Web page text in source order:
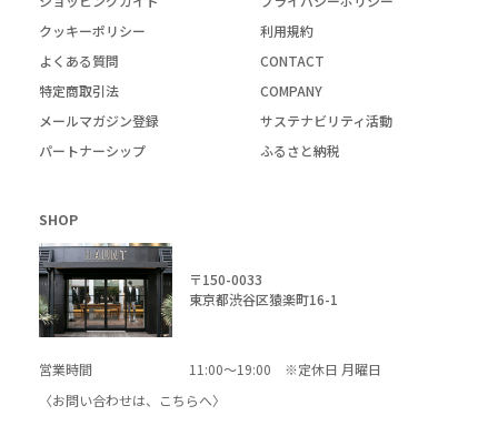
クッキーポリシー
利用規約
よくある質問
CONTACT
特定商取引法
COMPANY
メールマガジン登録
サステナビリティ活動
パートナーシップ
ふるさと納税
SHOP
〒150-0033
東京都渋谷区猿楽町16-1
営業時間
11:00～19:00 ※定休日 月曜日
〈お問い合わせは、
こちらへ〉